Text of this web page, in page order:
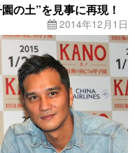
の土”を見事に再現！
2014年12月1日